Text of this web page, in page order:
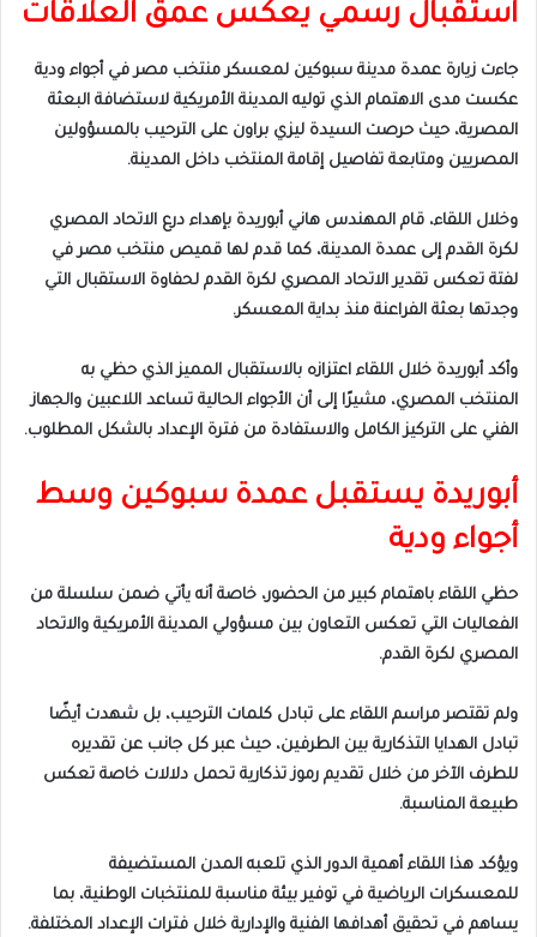
استقبال رسمي يعكس عمق العلاقات
جاءت زيارة عمدة مدينة سبوكين لمعسكر منتخب مصر في أجواء ودية
عكست مدى الاهتمام الذي توليه المدينة الأمريكية لاستضافة البعثة
المصرية، حيث حرصت السيدة ليزي براون على الترحيب بالمسؤولين
المصريين ومتابعة تفاصيل إقامة المنتخب داخل المدينة.
وخلال اللقاء، قام المهندس هاني أبوريدة بإهداء درع الاتحاد المصري
لكرة القدم إلى عمدة المدينة، كما قدم لها قميص منتخب مصر في
لفتة تعكس تقدير الاتحاد المصري لكرة القدم لحفاوة الاستقبال التي
وجدتها بعثة الفراعنة منذ بداية المعسكر.
وأكد أبوريدة خلال اللقاء اعتزازه بالاستقبال المميز الذي حظي به
المنتخب المصري، مشيرًا إلى أن الأجواء الحالية تساعد اللاعبين والجهاز
الفني على التركيز الكامل والاستفادة من فترة الإعداد بالشكل المطلوب.
أبوريدة يستقبل عمدة سبوكين وسط
أجواء ودية
حظي اللقاء باهتمام كبير من الحضور، خاصة أنه يأتي ضمن سلسلة من
الفعاليات التي تعكس التعاون بين مسؤولي المدينة الأمريكية والاتحاد
المصري لكرة القدم.
ولم تقتصر مراسم اللقاء على تبادل كلمات الترحيب، بل شهدت أيضًا
تبادل الهدايا التذكارية بين الطرفين، حيث عبر كل جانب عن تقديره
للطرف الآخر من خلال تقديم رموز تذكارية تحمل دلالات خاصة تعكس
طبيعة المناسبة.
ويؤكد هذا اللقاء أهمية الدور الذي تلعبه المدن المستضيفة
للمعسكرات الرياضية في توفير بيئة مناسبة للمنتخبات الوطنية، بما
يساهم في تحقيق أهدافها الفنية والإدارية خلال فترات الإعداد المختلفة.